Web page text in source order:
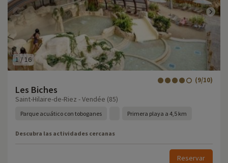
1 /16
Les Biches
(9/10)
Saint-Hilaire-de-Riez - Vendée (85)
Parque acuático con toboganes Primera playa a 4,5 km
Descubra las actividades cercanas
Reservar